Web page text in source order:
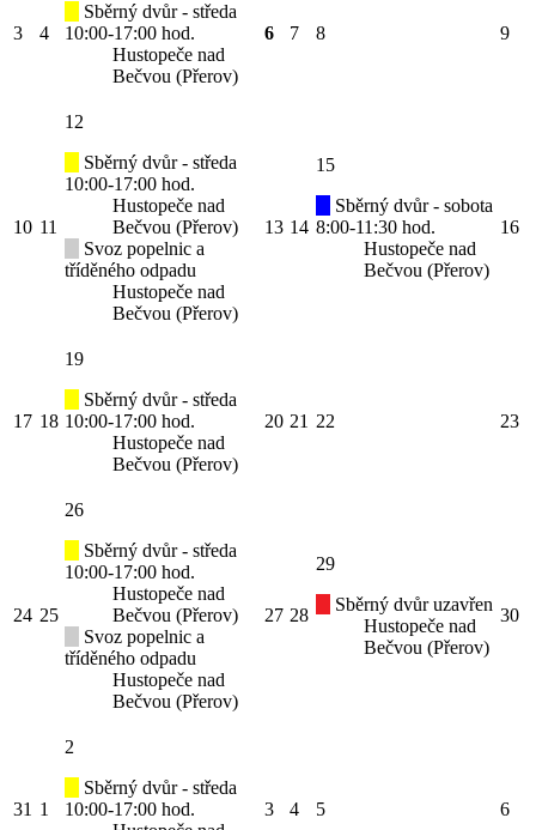
3 4
Sběrný dvůr - středa
10:00-17:00 hod.
Hustopeče nad
Bečvou (Přerov)
6 7 8 9
10 11
12
Sběrný dvůr - středa
10:00-17:00 hod.
Hustopeče nad
Bečvou (Přerov)
Svoz popelnic a
tříděného odpadu
Hustopeče nad
Bečvou (Přerov)
13 14
15
Sběrný dvůr - sobota
8:00-11:30 hod.
Hustopeče nad
Bečvou (Přerov)
16
17 18
19
Sběrný dvůr - středa
10:00-17:00 hod.
Hustopeče nad
Bečvou (Přerov)
20 21 22 23
24 25
26
Sběrný dvůr - středa
10:00-17:00 hod.
Hustopeče nad
Bečvou (Přerov)
Svoz popelnic a
tříděného odpadu
Hustopeče nad
Bečvou (Přerov)
27 28
29
Sběrný dvůr uzavřen
Hustopeče nad
Bečvou (Přerov)
30
31 1
2
Sběrný dvůr - středa
10:00-17:00 hod.
3 4 5 6